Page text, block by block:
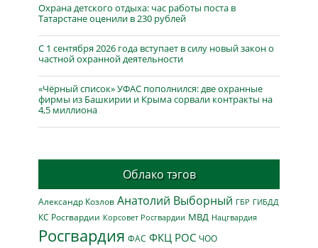
Охрана детского отдыха: час работы поста в
Татарстане оценили в 230 рублей
С 1 сентября 2026 года вступает в силу новый закон о
частной охранной деятельности
«Чёрный список» УФАС пополнился: две охранные
фирмы из Башкирии и Крыма сорвали контракты на
4,5 миллиона
Облако тэгов
Александр Козлов Анатолий Выборный ГБР ГИБДД
КС Росгвардии Корсовет Росгвардии МВД Нацгвардия
Росгвардия ФАС ФКЦ РОС ЧОО